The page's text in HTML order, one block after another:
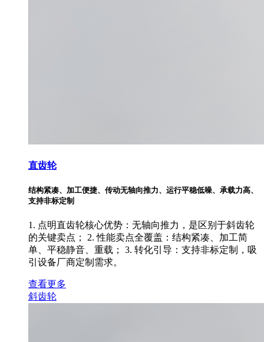
直齿轮
结构紧凑、加工便捷、传动无轴向推力、运行平稳低噪、承载力高、
支持非标定制
1. 点明直齿轮核心优势：无轴向推力，是区别于斜齿轮
的关键卖点； 2. 性能卖点全覆盖：结构紧凑、加工简
单、平稳静音、重载； 3. 转化引导：支持非标定制，吸
引设备厂商定制需求。
查看更多
斜齿轮